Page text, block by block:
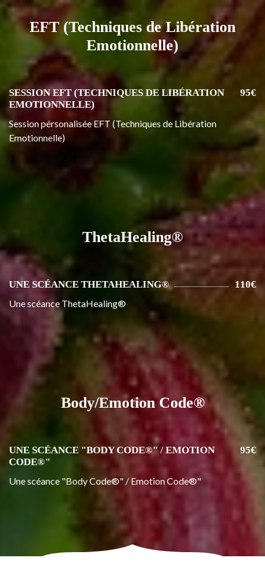
EFT (Techniques de Libération
Emotionnelle)
SESSION EFT (TECHNIQUES DE LIBÉRATION
EMOTIONNELLE)
95€
Session pérsonalisée EFT (Techniques de Libération
Emotionnelle)
ThetaHealing®
UNE SCÉANCE THETAHEALING®
110€
Une scéance ThetaHealing®
Body/Emotion Code®
UNE SCÉANCE "BODY CODE®" / EMOTION
CODE®"
95€
Une scéance "Body Code®" / Emotion Code®"